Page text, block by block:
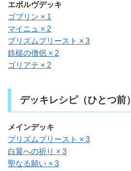
エボルヴデッキ
ゴブリン × 1
マイニュ × 2
プリズムプリースト × 3
鉄槌の僧侶 × 2
ゴリアテ × 2
デッキレシピ（ひとつ前）
メインデッキ
プリズムプリースト × 3
白翼への祈り × 3
聖なる願い × 3